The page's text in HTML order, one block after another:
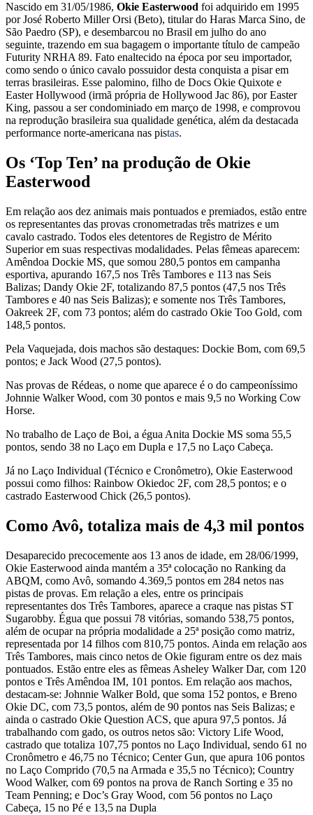
Nascido em 31/05/1986, Okie Easterwood foi adquirido em 1995
por José Roberto Miller Orsi (Beto), titular do Haras Marca Sino, de
São Paedro (SP), e desembarcou no Brasil em julho do ano
seguinte, trazendo em sua bagagem o importante título de campeão
Futurity NRHA 89. Fato enaltecido na época por seu importador,
como sendo o único cavalo possuidor desta conquista a pisar em
terras brasileiras. Esse palomino, filho de Docs Okie Quixote e
Easter Hollywood (irmã própria de Hollywood Jac 86), por Easter
King, passou a ser condominiado em março de 1998, e comprovou
na reprodução brasileira sua qualidade genética, além da destacada
performance norte-americana nas pistas.
Os ‘Top Ten’ na produção de Okie
Easterwood
Em relação aos dez animais mais pontuados e premiados, estão entre
os representantes das provas cronometradas três matrizes e um
cavalo castrado. Todos eles detentores de Registro de Mérito
Superior em suas respectivas modalidades. Pelas fêmeas aparecem:
Amêndoa Dockie MS, que somou 280,5 pontos em campanha
esportiva, apurando 167,5 nos Três Tambores e 113 nas Seis
Balizas; Dandy Okie 2F, totalizando 87,5 pontos (47,5 nos Três
Tambores e 40 nas Seis Balizas); e somente nos Três Tambores,
Oakreek 2F, com 73 pontos; além do castrado Okie Too Gold, com
148,5 pontos.
Pela Vaquejada, dois machos são destaques: Dockie Bom, com 69,5
pontos; e Jack Wood (27,5 pontos).
Nas provas de Rédeas, o nome que aparece é o do campeoníssimo
Johnnie Walker Wood, com 30 pontos e mais 9,5 no Working Cow
Horse.
No trabalho de Laço de Boi, a égua Anita Dockie MS soma 55,5
pontos, sendo 38 no Laço em Dupla e 17,5 no Laço Cabeça.
Já no Laço Individual (Técnico e Cronômetro), Okie Easterwood
possui como filhos: Rainbow Okiedoc 2F, com 28,5 pontos; e o
castrado Easterwood Chick (26,5 pontos).
Como Avô, totaliza mais de 4,3 mil pontos
Desaparecido precocemente aos 13 anos de idade, em 28/06/1999,
Okie Easterwood ainda mantém a 35ª colocação no Ranking da
ABQM, como Avô, somando 4.369,5 pontos em 284 netos nas
pistas de provas. Em relação a eles, entre os principais
representantes dos Três Tambores, aparece a craque nas pistas ST
Sugarobby. Égua que possui 78 vitórias, somando 538,75 pontos,
além de ocupar na própria modalidade a 25ª posição como matriz,
representada por 14 filhos com 810,75 pontos. Ainda em relação aos
Três Tambores, mais cinco netos de Okie figuram entre os dez mais
pontuados. Estão entre eles as fêmeas Asheley Walker Dar, com 120
pontos e Três Amêndoa IM, 101 pontos. Em relação aos machos,
destacam-se: Johnnie Walker Bold, que soma 152 pontos, e Breno
Okie DC, com 73,5 pontos, além de 90 pontos nas Seis Balizas; e
ainda o castrado Okie Question ACS, que apura 97,5 pontos. Já
trabalhando com gado, os outros netos são: Victory Life Wood,
castrado que totaliza 107,75 pontos no Laço Individual, sendo 61 no
Cronômetro e 46,75 no Técnico; Center Gun, que apura 106 pontos
no Laço Comprido (70,5 na Armada e 35,5 no Técnico); Country
Wood Walker, com 69 pontos na prova de Ranch Sorting e 35 no
Team Penning; e Doc’s Gray Wood, com 56 pontos no Laço
Cabeça, 15 no Pé e 13,5 na Dupla